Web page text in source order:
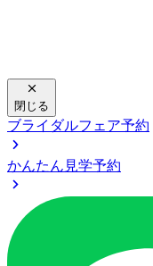
閉じる
ブライダルフェア予約
かんたん見学予約